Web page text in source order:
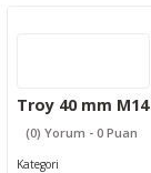
Troy 40 mm
(0) Yorum - 0 Puan
Kategori